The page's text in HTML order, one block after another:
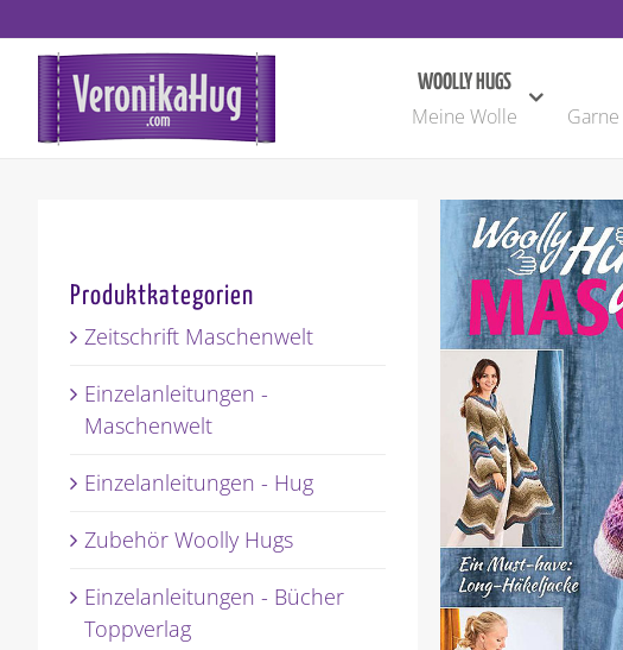
Inhalt
springen
WOOLLY HUGS
Meine Wolle
Produktkategorien
Zeitschrift Maschenwelt
Einzelanleitungen -
Maschenwelt
Einzelanleitungen - Hug
Zubehör Woolly Hugs
Einzelanleitungen - Bücher
Toppverlag